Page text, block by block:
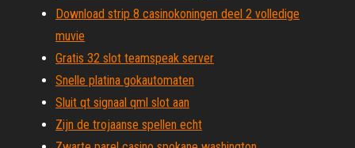
Download strip 8 casinokoningen deel 2 volledige
muvie
Gratis 32 slot teamspeak server
Snelle platina gokautomaten
Sluit qt signaal qml slot aan
Zijn de trojaanse spellen echt